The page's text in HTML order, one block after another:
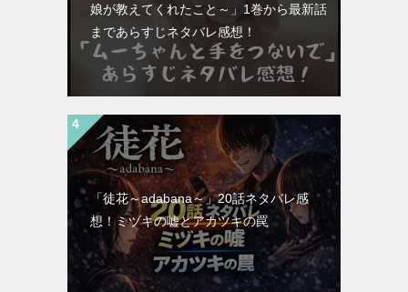
娘が教えてくれたこと～」1巻から最新話
まであらすじネタバレ感想！
「徒花～adabana～」20話ネタバレ感
想！ミヅキの嘘とアカツキの罠